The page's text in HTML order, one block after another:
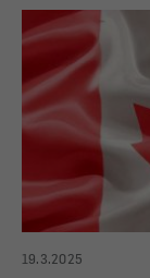
19.3.2025